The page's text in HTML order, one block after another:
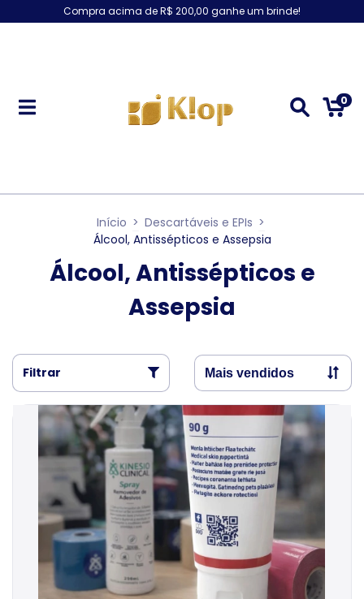
Compra acima de R$ 200,00 ganhe um brinde!
0
Início > Descartáveis e EPIs >
Álcool, Antissépticos e Assepsia
Álcool, Antissépticos e
Assepsia
Filtrar